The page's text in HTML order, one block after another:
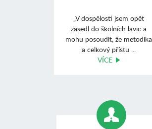
„V dospělosti jsem opět
zasedl do školních lavic a
mohu posoudit, že metodika
a celkový přístu ...
VÍCE